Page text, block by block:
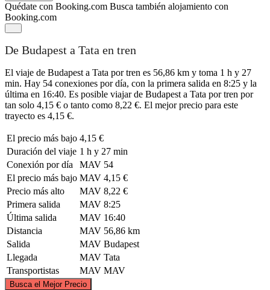
Quédate con Booking.com Busca también alojamiento con
Booking.com
De Budapest a Tata en tren
El viaje de Budapest a Tata por tren es 56,86 km y toma 1 h y 27
min. Hay 54 conexiones por día, con la primera salida en 8:25 y la
última en 16:40. Es posible viajar de Budapest a Tata por tren por
tan solo 4,15 € o tanto como 8,22 €. El mejor precio para este
trayecto es 4,15 €.
El precio más bajo 4,15 €
Duración del viaje 1 h y 27 min
Conexión por día
MAV 54
El precio más bajo MAV 4,15 €
Precio más alto
MAV 8,22 €
Primera salida
MAV 8:25
Última salida
MAV 16:40
Distancia
MAV 56,86 km
Salida
MAV Budapest
Llegada
MAV Tata
Transportistas
MAV MAV
Busca el Mejor Precio